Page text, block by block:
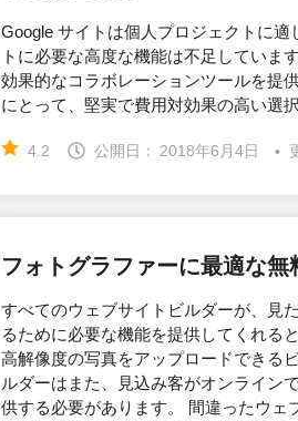
Google サイトは個人プロジェクトに
トに必要な高度な機能は不足していま
効果的なコラボレーションツールを提
にとって、堅実で費用対効果の高い選
4.2 公開日： 2018年6月4日
フォトグラファーに最適な
すべてのウェブサイトビルダーが、見
るために必要な機能を提供してくれる
高解像度の写真をアップロードできる
ルダーはまた、見込み客がオンライン
供する必要があります。 間違ったウェ